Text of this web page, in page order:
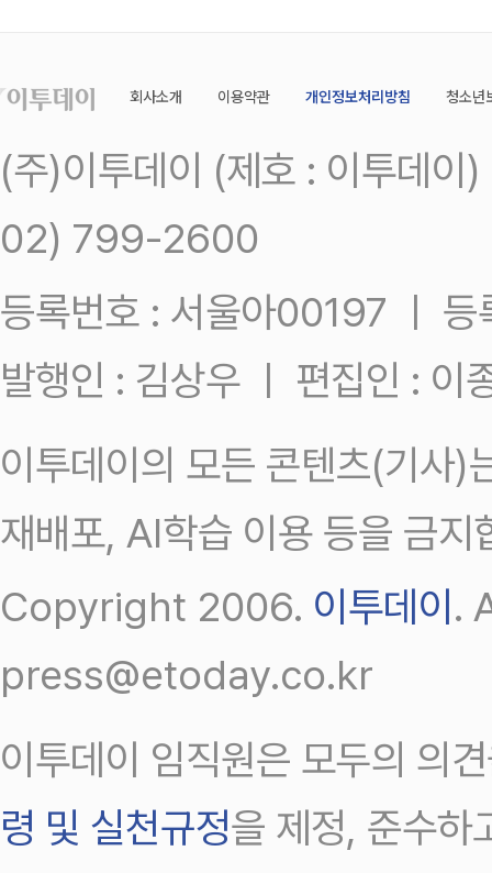
회사소개 이용약관 개인정보처리방침 청소년
(주)이투데이 (제호 : 이투데
02) 799-2600
등록번호 : 서울아00197 ㅣ
발행인 : 김상우 ㅣ 편집인 : 이
이투데이의 모든 콘텐츠(기사)
재배포, AI학습 이용 등을 금지
Copyright 2006. 이투데이.
press@etoday.co.kr
이투데이 임직원은 모두의 의
령 및 실천규정을 제정, 준수하